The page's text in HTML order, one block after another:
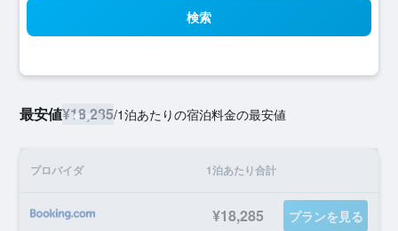
検索
最安値¥18,285/1泊あたりの宿泊料金の最安値
プロバイダ 1泊あたり合計
¥18,285 プランを見る